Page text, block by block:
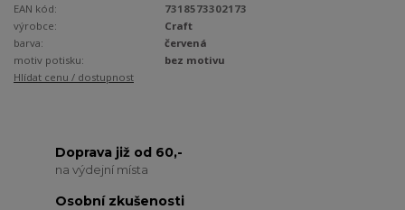
EAN kód:
7318573302173
výrobce:
Craft
barva:
červená
motiv potisku:
bez motivu
Hlídat cenu / dostupnost
Doprava již od 60,-
na výdejní místa
Osobní zkušenosti